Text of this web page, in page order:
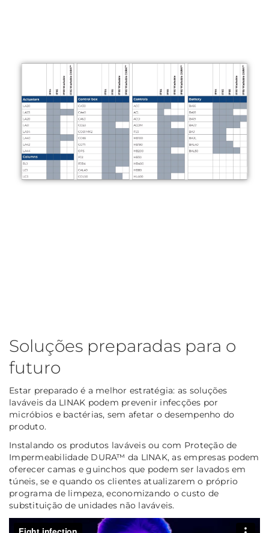
Soluções preparadas para o
futuro
Estar preparado é a melhor estratégia: as soluções
laváveis da LINAK podem prevenir infecções por
micróbios e bactérias, sem afetar o desempenho do
produto.
Instalando os produtos laváveis ou com Proteção de
Impermeabilidade DURA™ da LINAK, as empresas podem
oferecer camas e guinchos que podem ser lavados em
túneis, se e quando os clientes atualizarem o próprio
programa de limpeza, economizando o custo de
substituição de unidades não laváveis.